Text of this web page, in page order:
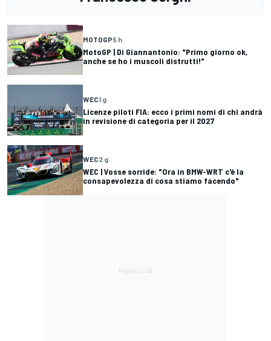
MOTOGP5 h
MotoGP | Di Giannantonio: "Primo giorno ok,
anche se ho i muscoli distrutti!"
WEC1 g
Licenze piloti FIA: ecco i primi nomi di chi andrà
in revisione di categoria per il 2027
WEC2 g
WEC | Vosse sorride: "Ora in BMW-WRT c'è la
consapevolezza di cosa stiamo facendo"